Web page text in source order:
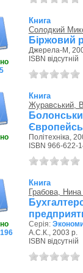
Книга
Солодкий
Біржовий
Джерела-М,
ISBN відсутній
Книга
Журавський,
Політехніка,
ISBN 966-622-
Книга
Грабова,
Серія:
А.С.К., 2003 р.
ISBN відсутній